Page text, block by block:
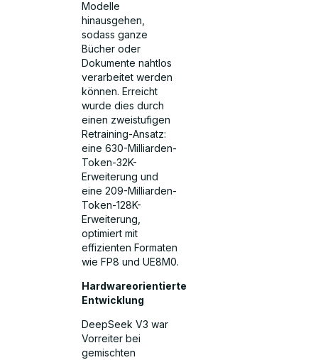
Modelle
hinausgehen,
sodass ganze
Bücher oder
Dokumente nahtlos
verarbeitet werden
können. Erreicht
wurde dies durch
einen zweistufigen
Retraining-Ansatz:
eine 630-Milliarden-
Token-32K-
Erweiterung und
eine 209-Milliarden-
Token-128K-
Erweiterung,
optimiert mit
effizienten Formaten
wie FP8 und UE8M0.
Hardwareorientierte
Entwicklung
DeepSeek V3 war
Vorreiter bei
gemischten